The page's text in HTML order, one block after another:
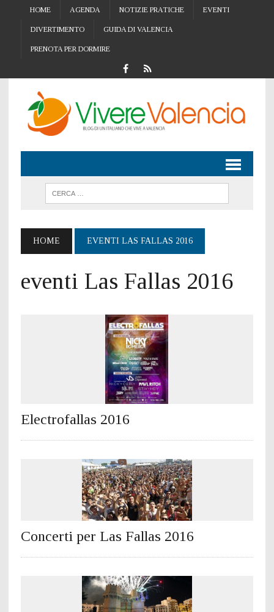
HOME AGENDA NOTIZIE PRATICHE EVENTI
DIVERTIMENTO GUIDA DI VALENCIA
PRENOTA PER DORMIRE
HOME EVENTI LAS FALLAS 2016
eventi Las Fallas 2016
Electrofallas 2016
Concerti per Las Fallas 2016